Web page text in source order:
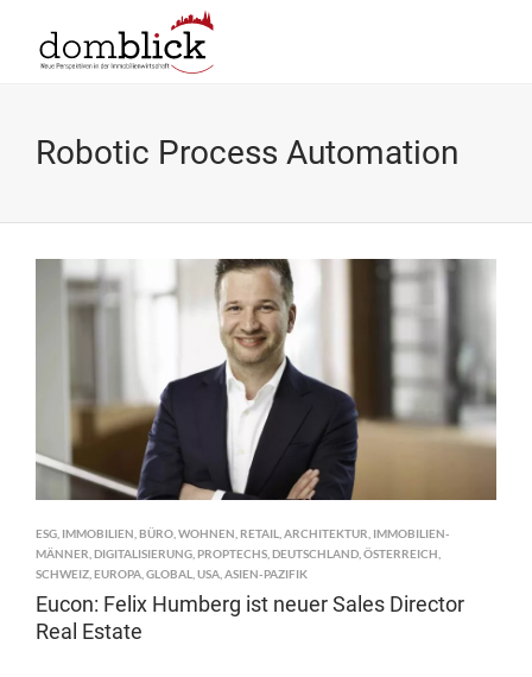
Robotic Process Automation
ESG IMMOBILIEN BÜRO WOHNEN RETAIL ARCHITEKTUR IMMOBILIEN-
MÄNNER DIGITALISIERUNG PROPTECHS DEUTSCHLAND ÖSTERREICH
SCHWEIZ EUROPA GLOBAL USA ASIEN-PAZIFIK
Eucon: Felix Humberg ist neuer Sales Director
Real Estate